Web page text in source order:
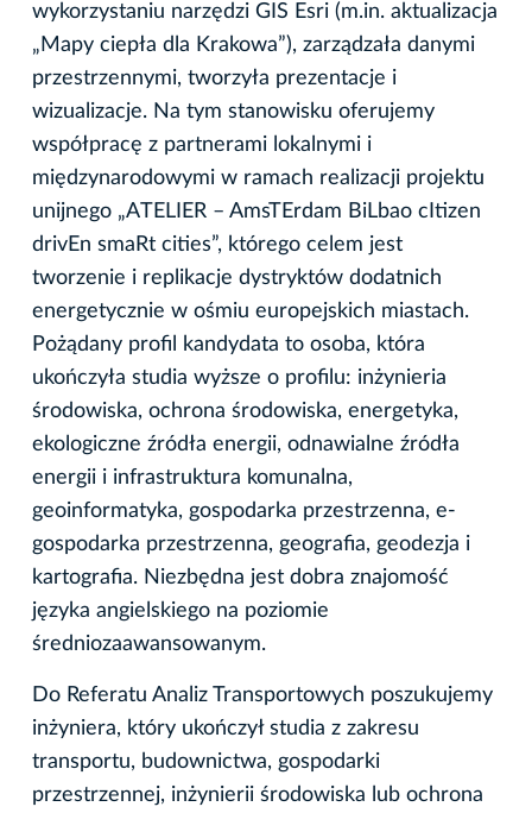
wykorzystaniu narzędzi GIS Esri (m.in. aktualizacja
„Mapy ciepła dla Krakowa”), zarządzała danymi
przestrzennymi, tworzyła prezentacje i
wizualizacje. Na tym stanowisku oferujemy
współpracę z partnerami lokalnymi i
międzynarodowymi w ramach realizacji projektu
unijnego „ATELIER – AmsTErdam BiLbao cItizen
drivEn smaRt cities”, którego celem jest
tworzenie i replikacje dystryktów dodatnich
energetycznie w ośmiu europejskich miastach.
Pożądany profil kandydata to osoba, która
ukończyła studia wyższe o profilu: inżynieria
środowiska, ochrona środowiska, energetyka,
ekologiczne źródła energii, odnawialne źródła
energii i infrastruktura komunalna,
geoinformatyka, gospodarka przestrzenna, e-
gospodarka przestrzenna, geografia, geodezja i
kartografia. Niezbędna jest dobra znajomość
języka angielskiego na poziomie
średniozaawansowanym.
Do Referatu Analiz Transportowych poszukujemy
inżyniera, który ukończył studia z zakresu
transportu, budownictwa, gospodarki
przestrzennej, inżynierii środowiska lub ochrona